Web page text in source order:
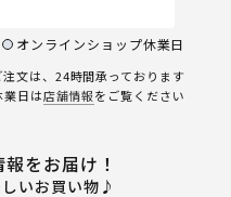
オンラインショップ休業日
文は、24時間承っております
日は店舗情報をご覧ください
をお届け！
いお買い物♪